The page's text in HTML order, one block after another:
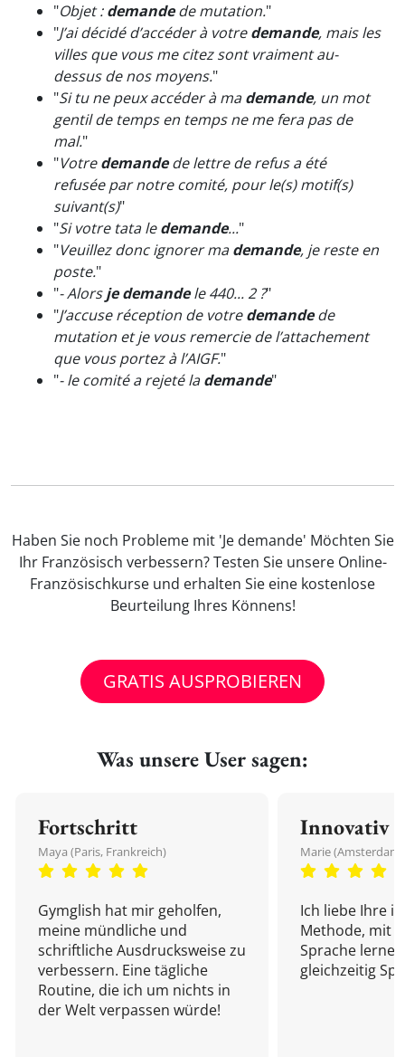
"Objet :demandede mutation."
"J’ai décidé d’accéder à votredemande, mais les
villes que vous me citez sont vraiment au-
dessus de nos moyens."
"Si tu ne peux accéder à mademande, un mot
gentil de temps en temps ne me fera pas de
mal."
"Votredemandede lettre de refus a été
refusée par notre comité, pour le(s) motif(s)
suivant(s)"
"Si votre tata ledemande..."
"Veuillez donc ignorer mademande, je reste en
poste."
"- Alorsje demandele 440... 2 ?"
"J’accuse réception de votredemandede
mutation et je vous remercie de l’attachement
que vous portez à l’AIGF."
"- le comité a rejeté lademande"
Haben Sie noch Probleme mit 'Je demande' Möchten Sie
Ihr Französisch verbessern? Testen Sie unsere Online-
Französischkurse und erhalten Sie eine kostenlose
Beurteilung Ihres Könnens!
GRATIS AUSPROBIEREN
Was unsere User sagen:
Fortschritt
Maya (Paris, Frankreich)
Gymglish hat mir geholfen,
meine mündliche und
schriftliche Ausdrucksweise zu
verbessern. Eine tägliche
Routine, die ich um nichts in
der Welt verpassen würde!
Innovativ
Marie
Ich liebe Ihre
Methode, mit
Sprache
gleichzeitig